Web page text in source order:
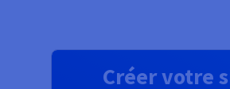
Créer votre